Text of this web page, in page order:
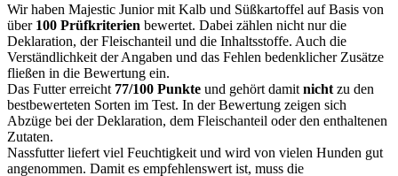
Wir haben Majestic Junior mit Kalb und Süßkartoffel auf Basis von
über 100 Prüfkriterien bewertet. Dabei zählen nicht nur die
Deklaration, der Fleischanteil und die Inhaltsstoffe. Auch die
Verständlichkeit der Angaben und das Fehlen bedenklicher Zusätze
fließen in die Bewertung ein.
Das Futter erreicht 77/100 Punkte und gehört damit nicht zu den
bestbewerteten Sorten im Test. In der Bewertung zeigen sich
Abzüge bei der Deklaration, dem Fleischanteil oder den enthaltenen
Zutaten.
Nassfutter liefert viel Feuchtigkeit und wird von vielen Hunden gut
angenommen. Damit es empfehlenswert ist, muss die